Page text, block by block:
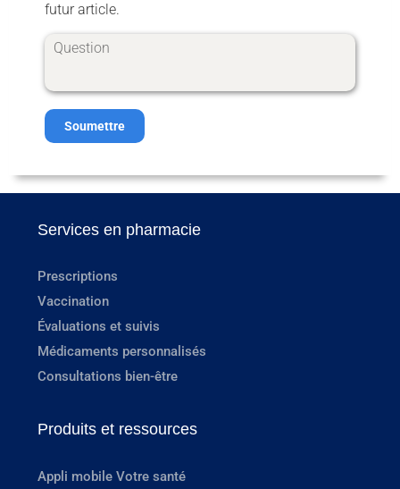
futur article.
Soumettre
Services en pharmacie
Prescriptions
Vaccination
Évaluations et suivis
Médicaments personnalisés
Consultations bien-être
Produits et ressources
Appli mobile Votre santé